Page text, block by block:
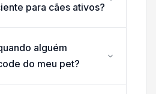
para cães ativos?
alguém
do meu pet?